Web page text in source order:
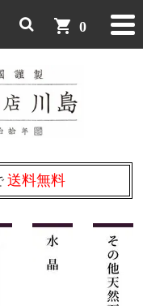
shopping_cart 0
送料無料